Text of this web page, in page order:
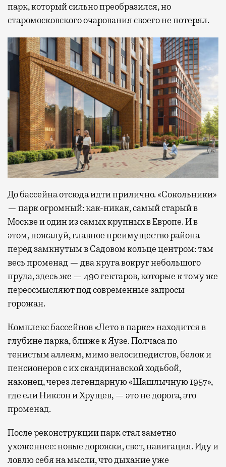
парк, который сильно преобразился, но
старомосковского очарования своего не потерял.
До бассейна отсюда идти прилично. «Сокольники»
— парк огромный: как-никак, самый старый в
Москве и один из самых крупных в Европе. И в
этом, пожалуй, главное преимущество района
перед замкнутым в Садовом кольце центром: там
весь променад — два круга вокруг небольшого
пруда, здесь же — 490 гектаров, которые к тому же
переосмысляют под современные запросы
горожан.
Комплекс бассейнов «Лето в парке» находится в
глубине парка, ближе к Яузе. Полчаса по
тенистым аллеям, мимо велосипедистов, белок и
пенсионеров с их скандинавской ходьбой,
наконец, через легендарную «Шашлычную 1957»,
где ели Никсон и Хрущев, — это не дорога, это
променад.
После реконструкции парк стал заметно
ухоженнее: новые дорожки, свет, навигация. Иду и
ловлю себя на мысли, что дыхание уже